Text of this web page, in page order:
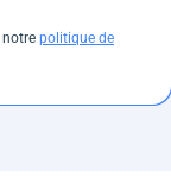
notre politique de